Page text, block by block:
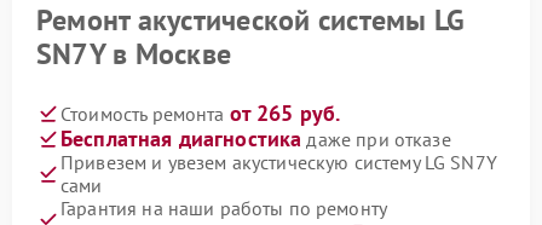
Ремонт акустической системы LG
SN7Y в Москве
Стоимость ремонта от 265 руб.
Бесплатная диагностика даже при отказе
Привезем и увезем акустическую систему LG SN7Y
сами
Гарантия на наши работы по ремонту